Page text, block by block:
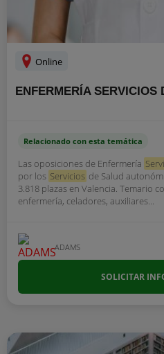
Online
ENFERMERÍA SERVICIOS
Relacionado con esta temática
Las oposiciones de Enfermería
por los Servicios de Salud
3.818 plazas en Valencia. Temario
enfermería, celadores, auxiliares...
ADAMS
SOLICITAR